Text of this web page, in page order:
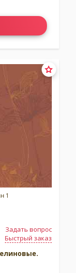
1
Задать вопрос
Быстрый заказ